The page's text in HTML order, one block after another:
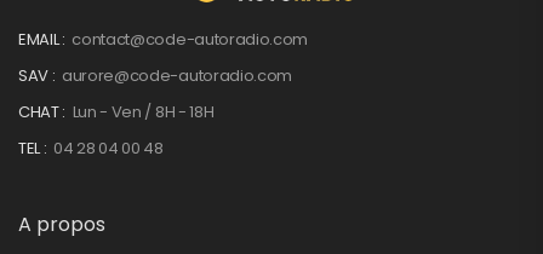
EMAIL : contact@code-autoradio.com
SAV : aurore@code-autoradio.com
CHAT : Lun - Ven / 8H - 18H
TEL : 04 28 04 00 48
A propos